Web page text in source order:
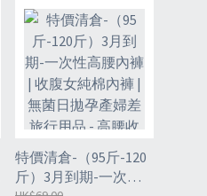
特價清倉-（95斤-120
斤）3月到期-一次性